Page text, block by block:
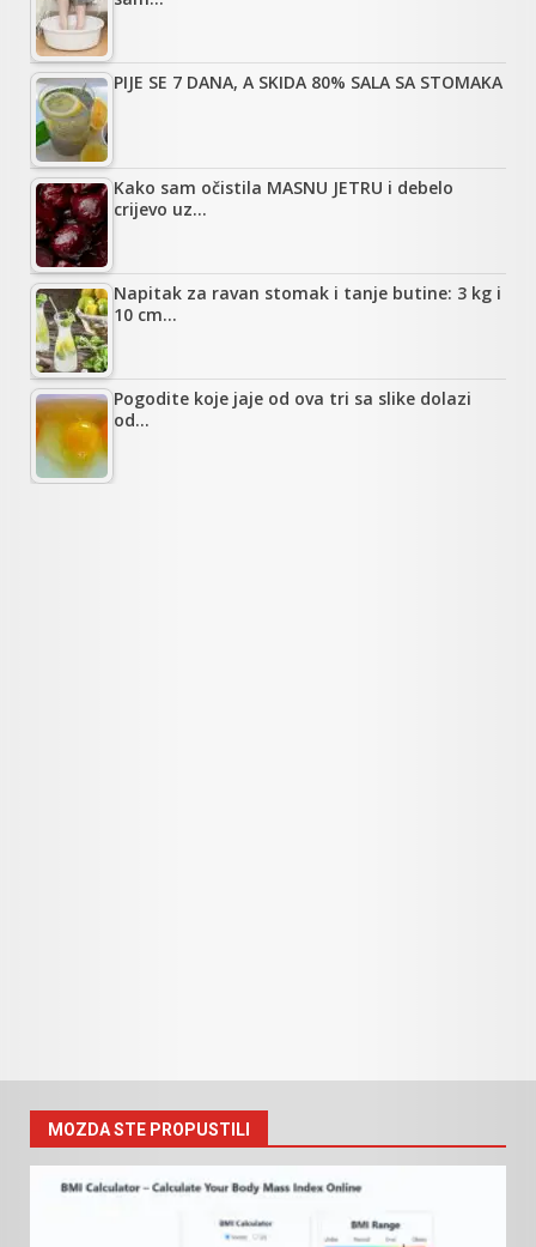
PIJE SE 7 DANA, A SKIDA 80% SALA SA STOMAKA
Kako sam očistila MASNU JETRU i debelo
crijevo uz…
Napitak za ravan stomak i tanje butine: 3 kg i
10 cm…
Pogodite koje jaje od ova tri sa slike dolazi
od…
MOZDA STE PROPUSTILI